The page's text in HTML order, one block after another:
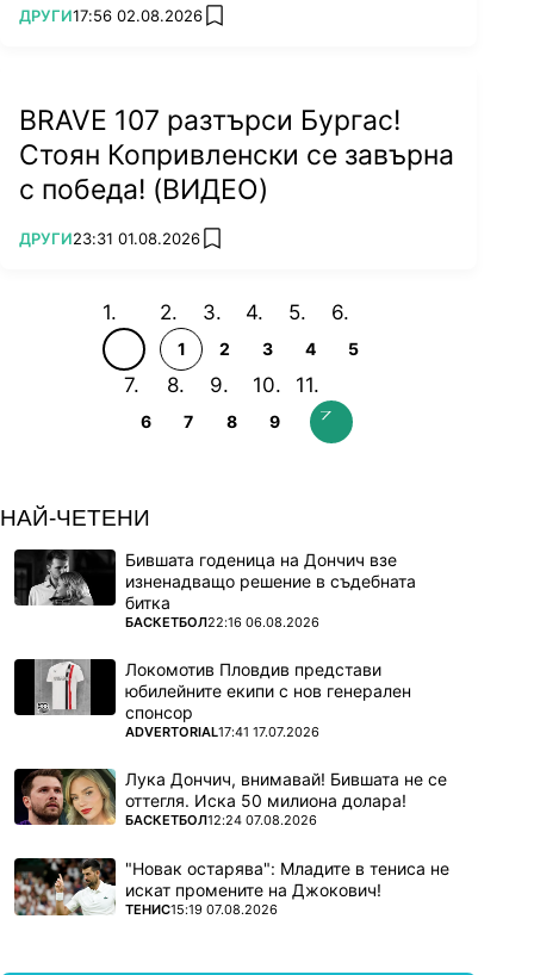
ПОВЕЧЕ ОТ
ДРУГИ17:56 02.08.2026 add favorites
BRAVE 107 разтърси Бургас!
Стоян Копривленски се завърна
с победа! (ВИДЕО)
ПОВЕЧЕ ОТ
ДРУГИ23:31 01.08.2026 add favorites
1 2 3 4 5
6 7 8 9
НАЙ-ЧЕТЕНИ
Бившата годеница на Дончич взе
изненадващо решение в съдебната
битка
ПОВЕЧЕ ОТ
БАСКЕТБОЛ22:16 06.08.2026
Локомотив Пловдив представи
юбилейните екипи с нов генерален
спонсор
ПОВЕЧЕ ОТ
ADVERTORIAL17:41 17.07.2026
Лука Дончич, внимавай! Бившата не се
оттегля. Иска 50 милиона долара!
ПОВЕЧЕ ОТ
БАСКЕТБОЛ12:24 07.08.2026
"Новак остарява": Младите в тениса не
искат промените на Джокович!
ПОВЕЧЕ ОТ
ТЕНИС15:19 07.08.2026